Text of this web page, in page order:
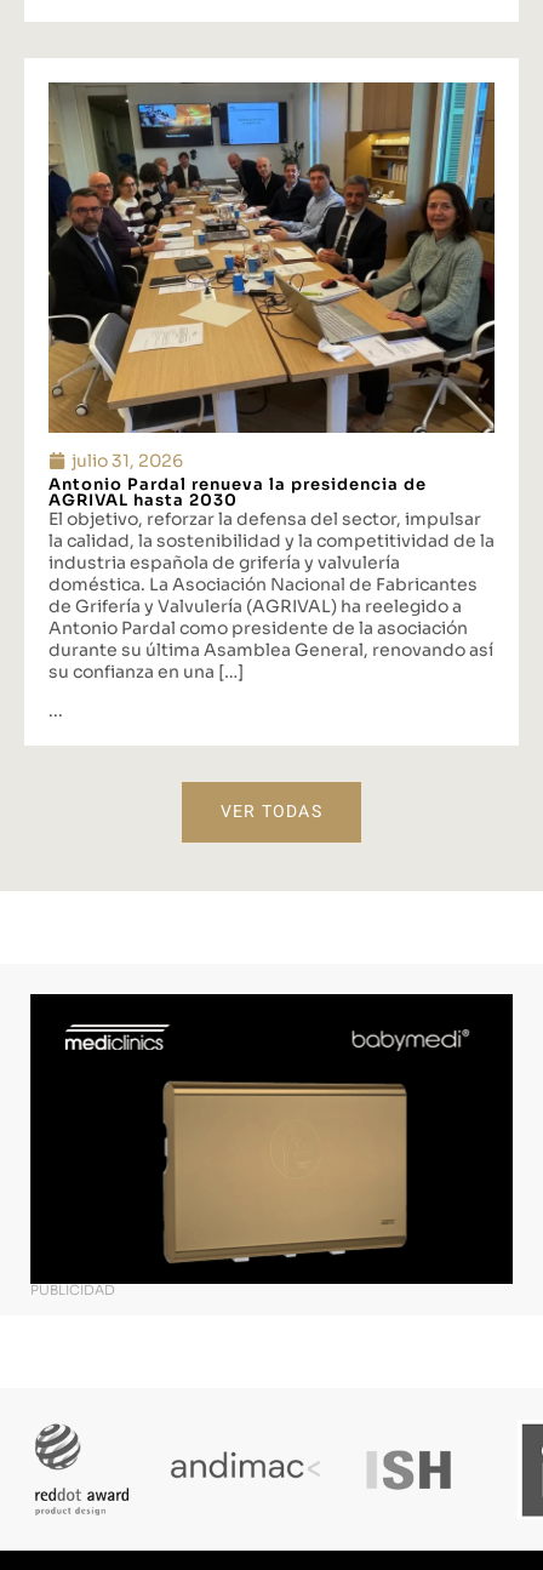
julio 31, 2026
Antonio Pardal renueva la presidencia de
AGRIVAL hasta 2030
El objetivo, reforzar la defensa del sector, impulsar
la calidad, la sostenibilidad y la competitividad de la
industria española de grifería y valvulería
doméstica. La Asociación Nacional de Fabricantes
de Grifería y Valvulería (AGRIVAL) ha reelegido a
Antonio Pardal como presidente de la asociación
durante su última Asamblea General, renovando así
su confianza en una […]
...
VER TODAS
PUBLICIDAD